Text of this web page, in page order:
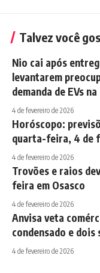
Talvez você
Nio cai após
levantarem
demanda de EVs na
4 de fevereiro de 2026
Horóscopo:
quarta-feira, 4 de
4 de fevereiro de 2026
Trovões e raios
feira em Osasco
4 de fevereiro de 2026
Anvisa veta
condensado e dois
4 de fevereiro de 2026